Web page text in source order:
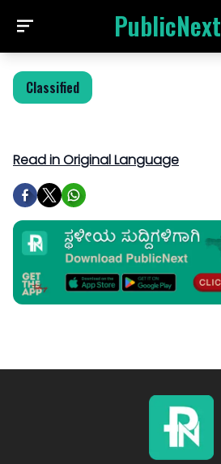
PublicNext
Classified
Read in Original Language